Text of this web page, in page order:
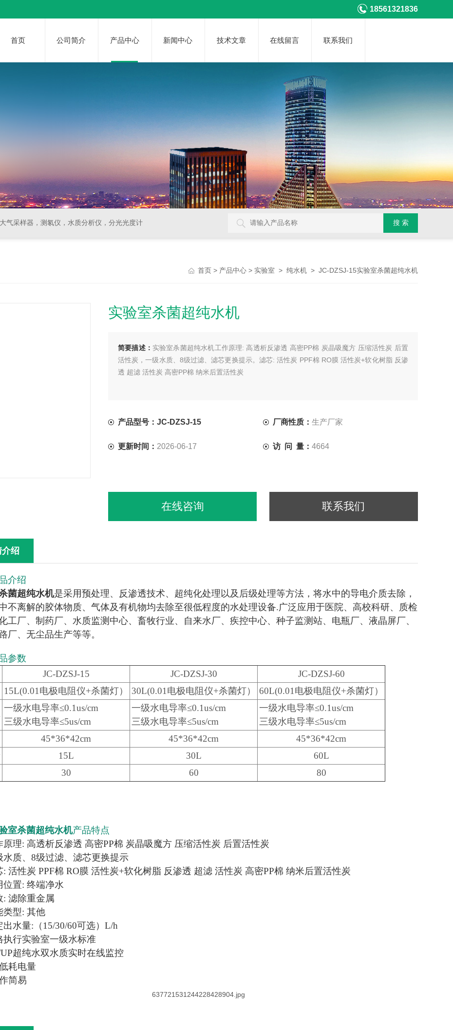
18561321836
首页 公司简介 产品中心 新闻中心 技术文章 在线留言 联系我们
气采样器，测氡仪，水质分析仪，分光光度计
首页 > 产品中心 > 实验室 > 纯水机 > JC-DZSJ-15实验室杀菌超纯水机
实验室杀菌超纯水机
简要描述： 实验室杀菌超纯水机工作原理: 高透析反渗透 高密PP棉 炭晶吸魔方 压缩活性炭 后置
活性炭，一级水质、8级过滤、滤芯更换提示。滤芯: 活性炭 PPF棉 RO膜 活性炭+软化树脂 反渗
透 超滤 活性炭 高密PP棉 纳米后置活性炭
产品型号：JC-DZSJ-15 厂商性质： 生产厂家
更新时间： 2026-06-17 访 问 量： 4664
在线咨询 联系我们
介绍
介绍
菌超纯水机是采用预处理、反渗透技术、超纯化处理以及后级处理等方法，将水中的导电介质去除，
不离解的胶体物质、气体及有机物均去除至很低程度的水处理设备.广泛应用于医院、高校科研、质检
工厂、制药厂、水质监测中心、畜牧行业、自来水厂、疾控中心、种子监测站、电瓶厂、液晶屏厂、
厂、无尘品生产等等。
参数
JC-DZSJ-15
JC-DZSJ-30
JC-DZSJ-60
15L(0.01电极电阻仪+杀菌灯） 30L(0.01电极电阻仪+杀菌灯） 60L(0.01电极电阻仪+杀菌灯）
一级水电导率≤0.1us/cm
三级水电导率≤5us/cm
一级水电导率≤0.1us/cm
三级水电导率≤5us/cm
一级水电导率≤0.1us/cm
三级水电导率≤5us/cm
45*36*42cm 45*36*42cm
45*36*42cm
15L 30L
60L
30 60 80
室杀菌超纯水机产品特点
原理: 高透析反渗透 高密PP棉 炭晶吸魔方 压缩活性炭 后置活性炭
水质、8级过滤、滤芯更换提示
: 活性炭 PPF棉 RO膜 活性炭+软化树脂 反渗透 超滤 活性炭 高密PP棉 纳米后置活性炭
位置: 终端净水
: 滤除重金属
类型: 其他
出水量:（15/30/60可选）L/h
执行实验室一级水标准
超纯水双水质实时在线监控
耗电量
简易